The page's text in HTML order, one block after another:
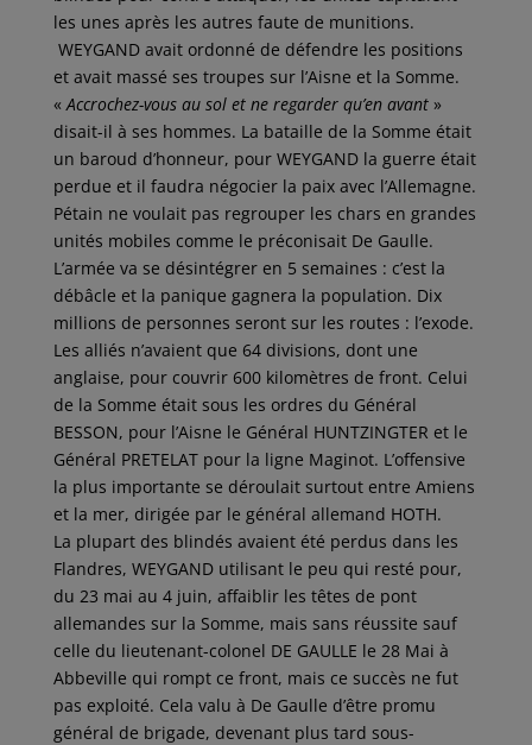
les unes après les autres faute de munitions.
WEYGAND avait ordonné de défendre les positions
et avait massé ses troupes sur l’Aisne et la Somme.
«Accrochez-vous au sol et ne regarder qu’en avant »
disait-il à ses hommes. La bataille de la Somme était
un baroud d’honneur, pour WEYGAND la guerre était
perdue et il faudra négocier la paix avec l’Allemagne.
Pétain ne voulait pas regrouper les chars en grandes
unités mobiles comme le préconisait De Gaulle.
L’armée va se désintégrer en 5 semaines : c’est la
débâcle et la panique gagnera la population. Dix
millions de personnes seront sur les routes : l’exode.
Les alliés n’avaient que 64 divisions, dont une
anglaise, pour couvrir 600 kilomètres de front. Celui
de la Somme était sous les ordres du Général
BESSON, pour l’Aisne le Général HUNTZINGTER et le
Général PRETELAT pour la ligne Maginot. L’offensive
la plus importante se déroulait surtout entre Amiens
et la mer, dirigée par le général allemand HOTH.
La plupart des blindés avaient été perdus dans les
Flandres, WEYGAND utilisant le peu qui resté pour,
du 23 mai au 4 juin, affaiblir les têtes de pont
allemandes sur la Somme, mais sans réussite sauf
celle du lieutenant-colonel DE GAULLE le 28 Mai à
Abbeville qui rompt ce front, mais ce succès ne fut
pas exploité. Cela valu à De Gaulle d’être promu
général de brigade, devenant plus tard sous-